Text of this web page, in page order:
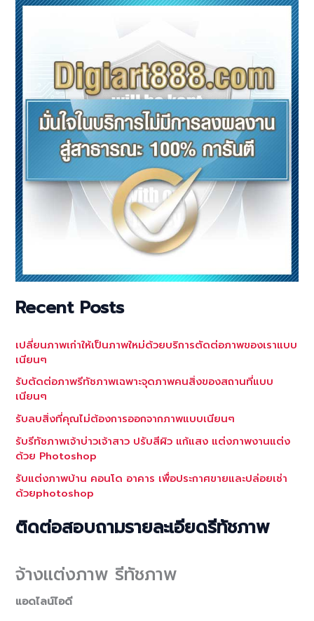
Recent Posts
เปลี่ยนภาพเก่าให้เป็นภาพใหม่ด้วยบริการตัดต่อภาพของเราแบบ
เนียนๆ
รับตัดต่อภาพรีทัชภาพเฉพาะจุดภาพคนสิ่งของสถานที่แบบ
เนียนๆ
รับลบสิ่งที่คุณไม่ต้องการออกจากภาพแบบเนียนๆ
รับรีทัชภาพเจ้าบ่าวเจ้าสาว ปรับสีผิว แก้แสง แต่งภาพงานแต่ง
ด้วย Photoshop
รับแต่งภาพบ้าน คอนโด อาคาร เพื่อประกาศขายและปล่อยเช่า
ด้วยphotoshop
ติดต่อสอบถามรายละเอียดรีทัชภาพ
จ้างแต่งภาพ รีทัชภาพ
แอดไลน์ไอดี